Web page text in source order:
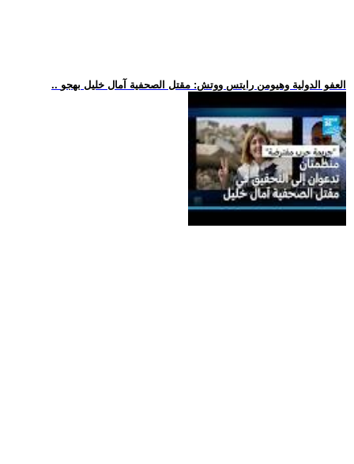
.. العفو الدولية وهيومن رايتس ووتش: مقتل الصحفية آمال خليل بهجو